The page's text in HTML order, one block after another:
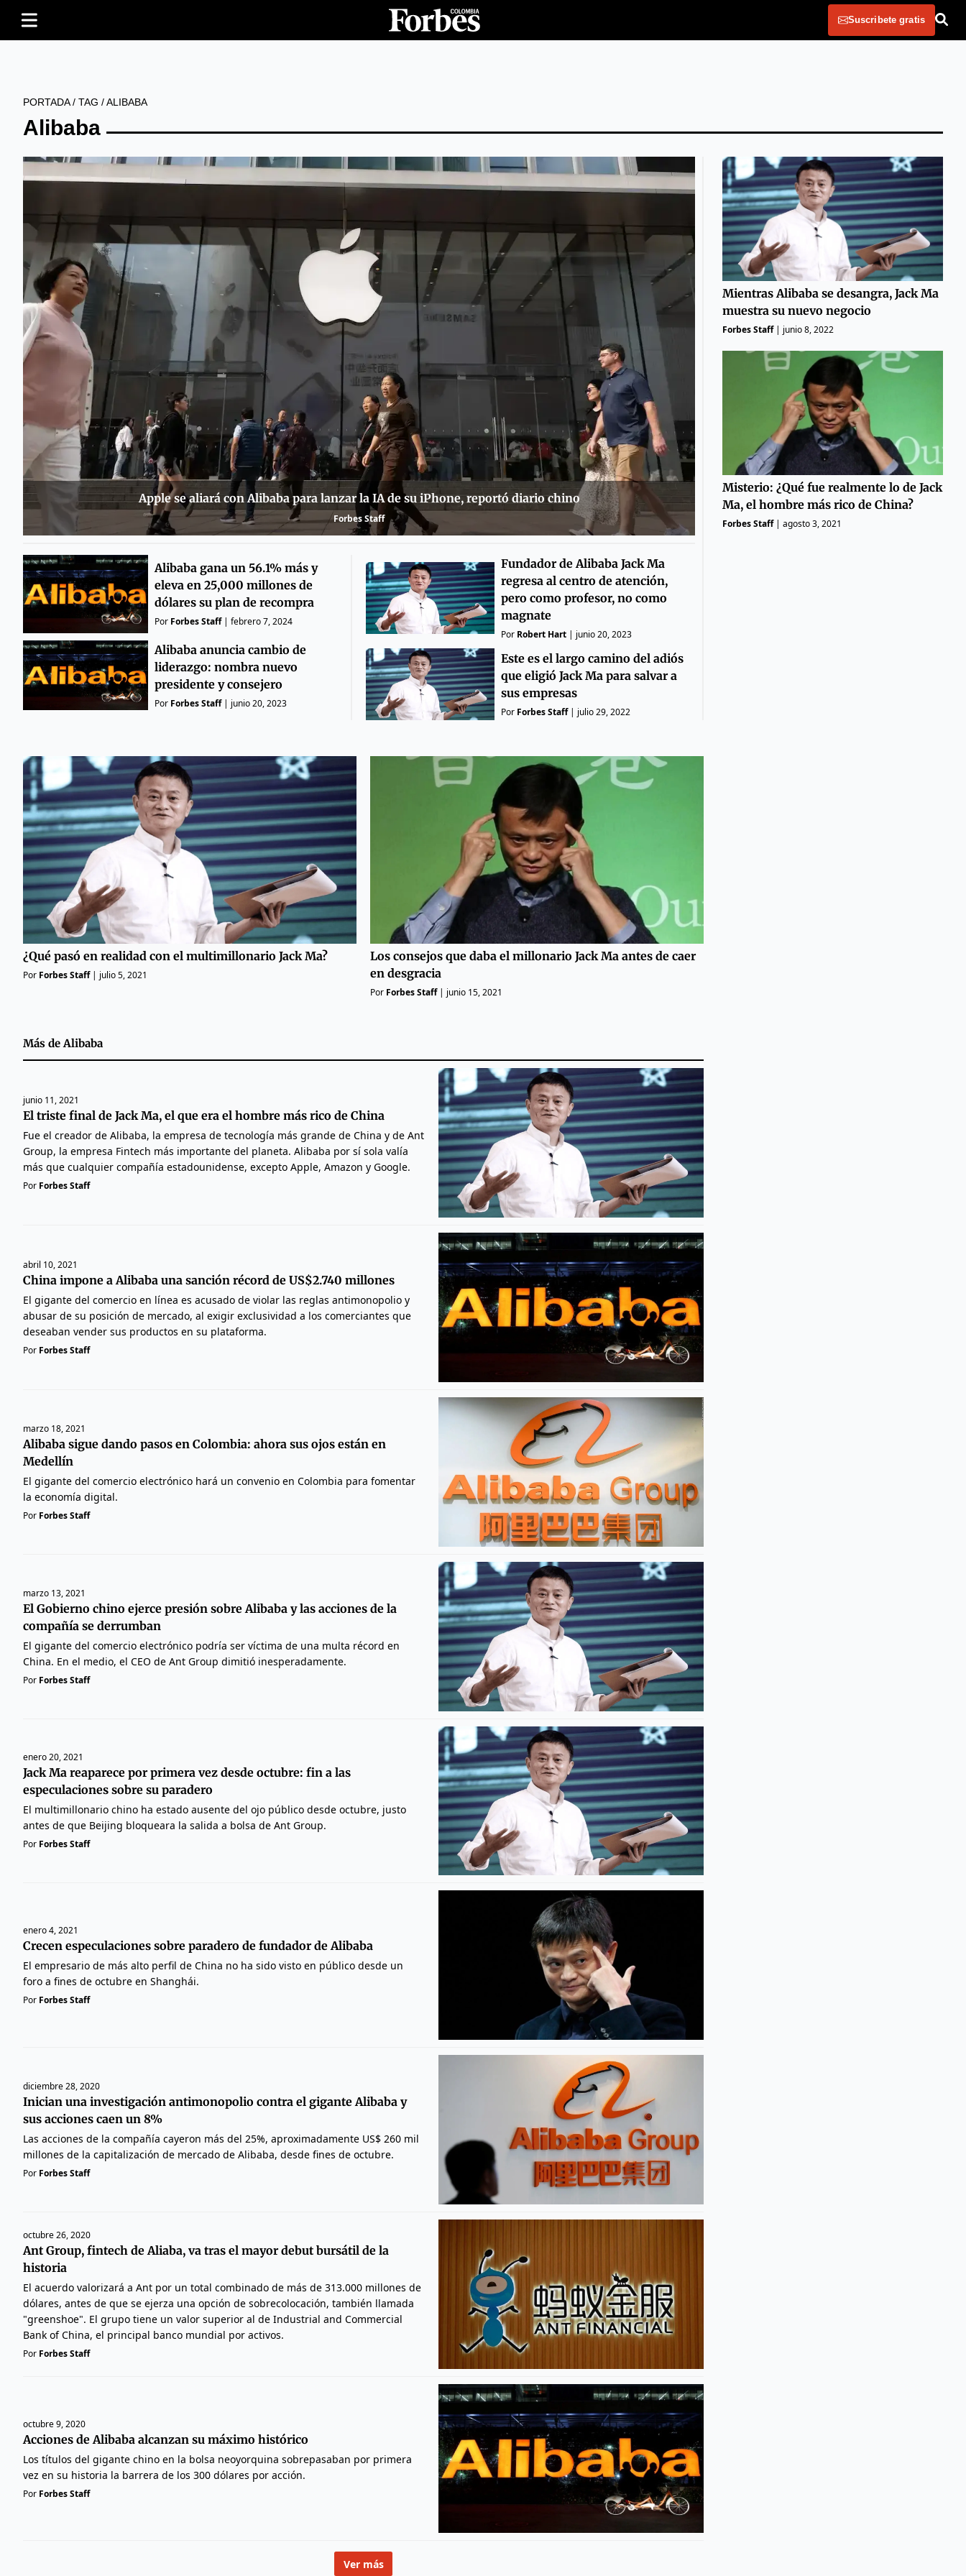
Suscribete gratis
PORTADA/ TAG /ALIBABA
Alibaba
Apple se aliará con Alibaba para lanzar la IA de su iPhone, reportó diario chino
Forbes Staff
Alibaba gana un 56.1% más y
eleva en 25,000 millones de
dólares su plan de recompra
Por Forbes Staff| febrero 7, 2024
Alibaba anuncia cambio de
liderazgo: nombra nuevo
presidente y consejero
Por Forbes Staff| junio 20, 2023
Fundador de Alibaba Jack Ma
regresa al centro de atención,
pero como profesor, no como
magnate
Por Robert Hart| junio 20, 2023
Este es el largo camino del adiós
que eligió Jack Ma para salvar a
sus empresas
Por Forbes Staff| julio 29, 2022
Mientras Alibaba se desangra, Jack Ma
muestra su nuevo negocio
Forbes Staff| junio 8, 2022
Misterio: ¿Qué fue realmente lo de Jack
Ma, el hombre más rico de China?
Forbes Staff| agosto 3, 2021
¿Qué pasó en realidad con el multimillonario Jack Ma?
Por Forbes Staff| julio 5, 2021
Los consejos que daba el millonario Jack Ma antes de caer
en desgracia
Por Forbes Staff| junio 15, 2021
Más deAlibaba
junio 11, 2021
El triste final de Jack Ma, el que era el hombre más rico de China
Fue el creador de Alibaba, la empresa de tecnología más grande de China y de Ant
Group, la empresa Fintech más importante del planeta. Alibaba por sí sola valía
más que cualquier compañía estadounidense, excepto Apple, Amazon y Google.
Por Forbes Staff
abril 10, 2021
China impone a Alibaba una sanción récord de US$2.740 millones
El gigante del comercio en línea es acusado de violar las reglas antimonopolio y
abusar de su posición de mercado, al exigir exclusividad a los comerciantes que
deseaban vender sus productos en su plataforma.
Por Forbes Staff
marzo 18, 2021
Alibaba sigue dando pasos en Colombia: ahora sus ojos están en
Medellín
El gigante del comercio electrónico hará un convenio en Colombia para fomentar
la economía digital.
Por Forbes Staff
marzo 13, 2021
El Gobierno chino ejerce presión sobre Alibaba y las acciones de la
compañía se derrumban
El gigante del comercio electrónico podría ser víctima de una multa récord en
China. En el medio, el CEO de Ant Group dimitió inesperadamente.
Por Forbes Staff
enero 20, 2021
Jack Ma reaparece por primera vez desde octubre: fin a las
especulaciones sobre su paradero
El multimillonario chino ha estado ausente del ojo público desde octubre, justo
antes de que Beijing bloqueara la salida a bolsa de Ant Group.
Por Forbes Staff
enero 4, 2021
Crecen especulaciones sobre paradero de fundador de Alibaba
El empresario de más alto perfil de China no ha sido visto en público desde un
foro a fines de octubre en Shanghái.
Por Forbes Staff
diciembre 28, 2020
Inician una investigación antimonopolio contra el gigante Alibaba y
sus acciones caen un 8%
Las acciones de la compañía cayeron más del 25%, aproximadamente US$ 260 mil
millones de la capitalización de mercado de Alibaba, desde fines de octubre.
Por Forbes Staff
octubre 26, 2020
Ant Group, fintech de Aliaba, va tras el mayor debut bursátil de la
historia
El acuerdo valorizará a Ant por un total combinado de más de 313.000 millones de
dólares, antes de que se ejerza una opción de sobrecolocación, también llamada
"greenshoe". El grupo tiene un valor superior al de Industrial and Commercial
Bank of China, el principal banco mundial por activos.
Por Forbes Staff
octubre 9, 2020
Acciones de Alibaba alcanzan su máximo histórico
Los títulos del gigante chino en la bolsa neoyorquina sobrepasaban por primera
vez en su historia la barrera de los 300 dólares por acción.
Por Forbes Staff
Ver más